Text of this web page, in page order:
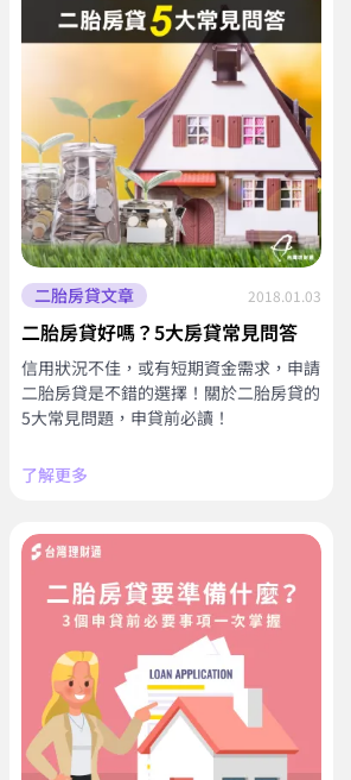
二胎房貸文章 2018.01.03
二胎房貸好嗎？5大房貸常見問答
信用狀況不佳，或有短期資金需求，申請
二胎房貸是不錯的選擇！關於二胎房貸的
5大常見問題，申貸前必讀！
了解更多